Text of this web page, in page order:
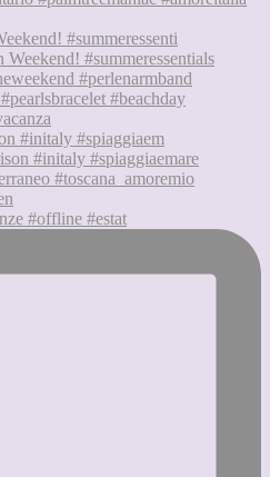
#summeressenti
#initaly #spiaggiaem
#offline #estat